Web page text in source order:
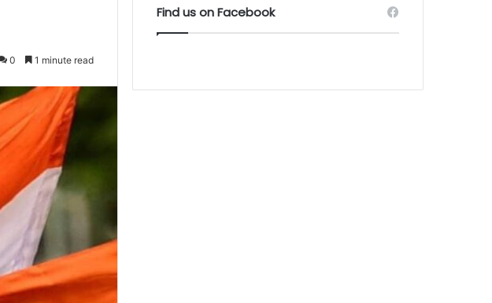
0 1 minute read
Find us on Facebook